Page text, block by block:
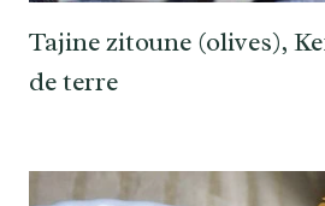
Tajine zitoune (olives),
de terre